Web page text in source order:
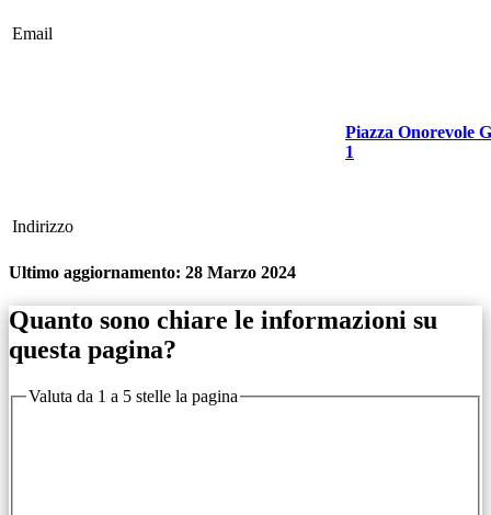
Email
Indirizzo
Piazza Onorevole
1
Ultimo aggiornamento: 28 Marzo 2024
Quanto sono chiare le informazioni su
questa pagina?
Valuta da 1 a 5 stelle la pagina